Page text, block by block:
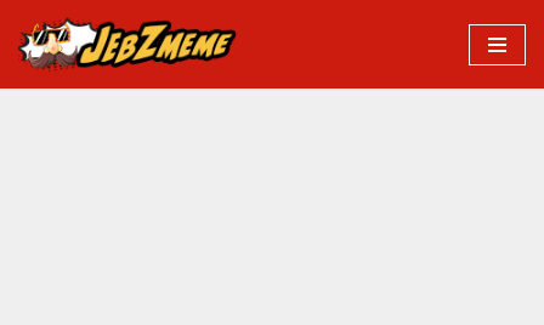
Przejdź
do